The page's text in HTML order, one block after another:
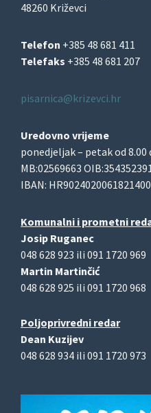
48260 Križevci
Telefon +385 48 681 411
Telefaks +385 48 681 207
pisarnica@krizevci.hr
Uredovno vrijeme
ponedjeljak – petak od 8.00
MB:02569663
IBAN:
Komunalni i prometni
Josip Ruganec
048 628 923 ili 091 1720 969
Martin Martinčić
048 628 925 ili 091 1720 968
Poljoprivredni redar
Dean Kuzijev
048 628 934 ili 091 1720 973